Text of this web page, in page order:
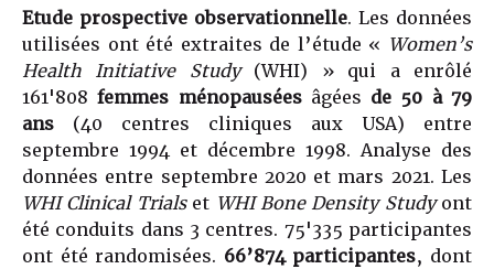
Etude prospective observationnelle. Les données
utilisées ont été extraites de l’étude « Women’s
Health Initiative Study(WHI) » qui a enrôlé
161'808femmes ménopausées âgées de 50 à 79
ans (40 centres cliniques aux USA) entre
septembre 1994 et décembre 1998. Analyse des
données entre septembre 2020 et mars 2021. Les
WHI Clinical Trialset WHI Bone Density Studyont
été conduits dans 3 centres. 75'335 participantes
ont été randomisées. 66’874 participantes, dont